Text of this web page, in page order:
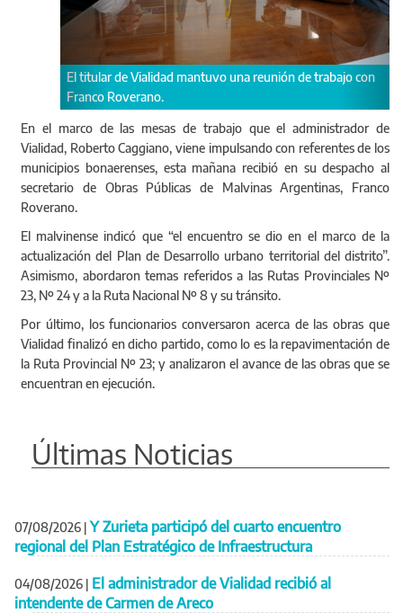
mantuvo una reunión de trabajo con
El malvinense indicó que
En el marco de las mesas de trabajo que el administrador de
Vialidad, Roberto Caggiano, viene impulsando con referentes de los
municipios bonaerenses, esta mañana recibió en su despacho al
secretario de Obras Públicas de Malvinas Argentinas, Franco
Roverano.
El malvinense indicó que “el encuentro se dio en el marco de la
actualización del Plan de Desarrollo urbano territorial del distrito”.
Asimismo, abordaron temas referidos a las Rutas Provinciales Nº
23, Nº 24 y a la Ruta Nacional Nº 8 y su tránsito.
Por último, los funcionarios conversaron acerca de las obras que
Vialidad finalizó en dicho partido, como lo es la repavimentación de
la Ruta Provincial Nº 23; y analizaron el avance de las obras que se
encuentran en ejecución.
Últimas Noticias
07/08/2026 | Y Zurieta participó del cuarto encuentro
regional del Plan Estratégico de Infraestructura
04/08/2026 | El administrador de Vialidad recibió al
intendente de Carmen de Areco